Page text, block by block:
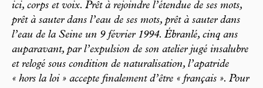
ici, corps et voix. Prêt à rejoindre l’étendue de ses mots,
prêt à sauter dans l’eau de ses mots, prêt à sauter dans
l’eau de la Seine un 9 février 1994. Ébranlé, cinq ans
auparavant, par l’expulsion de son atelier jugé insalubre
et relogé sous condition de naturalisation, l’apatride
« hors la loi » accepte finalement d’être « français ». Pour